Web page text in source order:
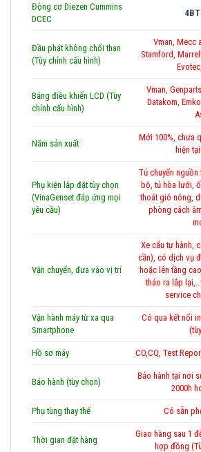
Động cơ Diezen Cummins
DCEC
Đầu phát không chổi than
(Tùy chỉnh cấu hình)
Vman, Mecc
Stamford,
Bảng điều khiển LCD (Tùy
chỉnh cấu hình)
Vman,
Datakom,
Năm sản xuất
Mới 100%, chưa
hiện
Phụ kiện lắp đặt tùy chọn
(VinaGenset đáp ứng mọi
yêu cầu)
Tủ chuyển
bộ, tủ hòa lưới,
thoát gió nóng,
phòng cách
Vận chuyển, đưa vào vị trí
Xe cẩu tự hành,
cần), có dịch vụ
hoặc lên tầng
tháo ra lắp
service
Vận hành máy từ xa qua
Smartphone
Có qua kết nối
Hồ sơ máy CO,CQ, Test
Bảo hành (tùy chọn)
Bảo hành tại nơi
2000h
Phụ tùng thay thế Có sẵn
Thời gian đặt hàng
Giao hàng sau 1
hợp đồng